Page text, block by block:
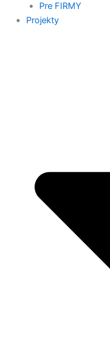
Pre FIRMY
Projekty